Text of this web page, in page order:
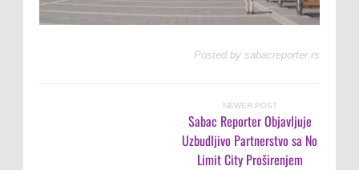
Posted by sabacreporter.rs
NEWER POST
Sabac Reporter Objavljuje
Uzbudljivo Partnerstvo sa No
Limit City Proširenjem